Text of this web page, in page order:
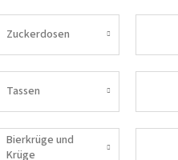
Zuckerdosen
Tassen
Bierkrüge und
Krüge